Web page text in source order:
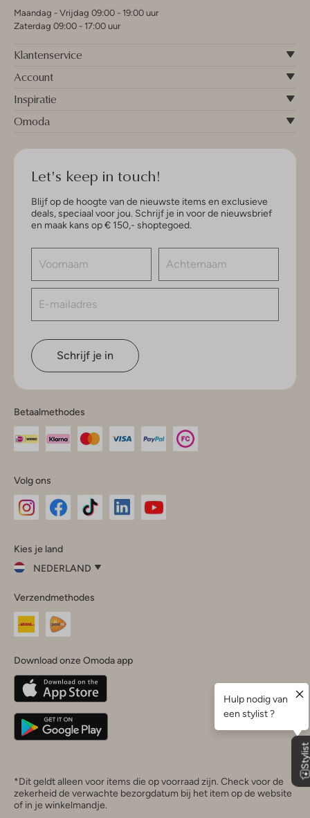
Maandag - Vrijdag 09:00 - 19:00 uur
Zaterdag 09:00 - 17:00 uur
Klantenservice
Account
Inspiratie
Omoda
Let's keep in touch!
Blijf op de hoogte van de nieuwste items en exclusieve
deals, speciaal voor jou. Schrijf je in voor de nieuwsbrief
en maak kans op € 150,- shoptegoed.
Schrijf je in
Betaalmethodes
Volg ons
InstagramFacebook
Kies je land
NEDERLAND
je
land
Nederland
Belgique(Français)
Deutschland
Verzendmethodes
Download onze Omoda app
*Dit geldt alleen voor items die op voorraad zijn. Check voor de
zekerheid de verwachte bezorgdatum bij het item op de website
of in je winkelmandje.